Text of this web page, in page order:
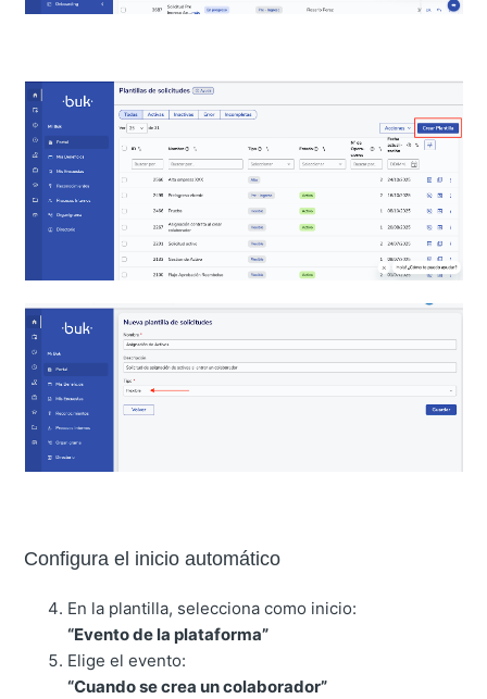
Configura el inicio automático
En la plantilla, selecciona como inicio:
“Evento de la plataforma”
Elige el evento:
“Cuando se crea un colaborador”